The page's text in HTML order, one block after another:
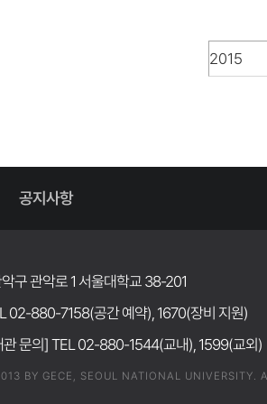
공지사항
구 관악로 1 서울대학교 38-201
02-880-7158(공간 예약), 1670(장비 지원)
관 문의] TEL 02-880-1544(교내), 1599(교외)
BY GECE, SEOUL NATIONAL UNIVERSITY.